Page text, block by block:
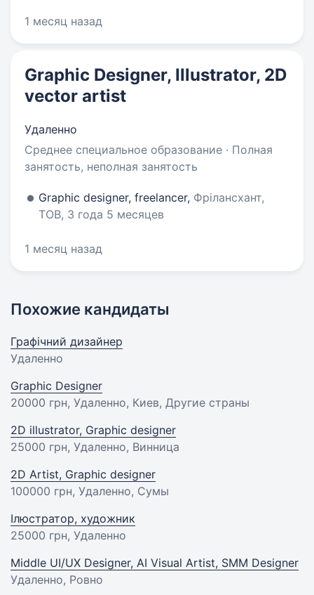
1 месяц назад
Graphic Designer, Illustrator, 2D
vector artist
Удаленно
Среднее специальное образование · Полная
занятость, неполная занятость
Graphic designer, freelancer, Фрілансхант,
ТОВ, 3 года 5 месяцев
1 месяц назад
Похожие кандидаты
Графічний дизайнер
Удаленно
Graphic Designer
20000 грн, Удаленно, Киев, Другие страны
2D illustrator, Graphic designer
25000 грн, Удаленно, Винница
2D Artist, Graphic designer
100000 грн, Удаленно, Сумы
Ілюстратор, художник
25000 грн, Удаленно
Middle UI/UX Designer, AI Visual Artist, SMM Designer
Удаленно, Ровно